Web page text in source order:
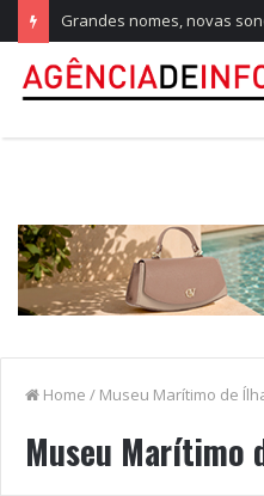
Home / Museu Marítimo de
Museu Marítimo